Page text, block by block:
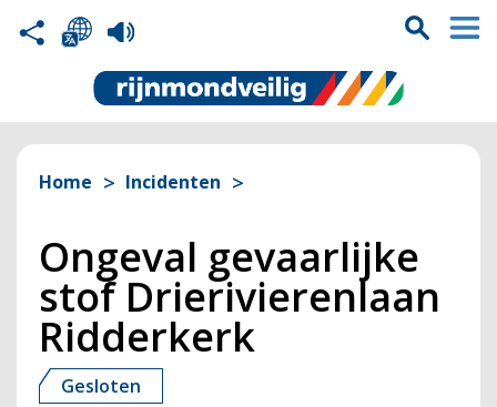
Home Incidenten
Ongeval gevaarlijke
stof Drierivierenlaan
Ridderkerk
Gesloten